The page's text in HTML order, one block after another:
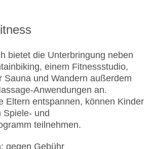
bietet die Unterbringung neben
einem Fitnessstudio,
Sauna und Wandern außerdem
Anwendungen an.
Eltern entspannen, können Kinder
Spiele- und
teilnehmen.
gegen Gebühr